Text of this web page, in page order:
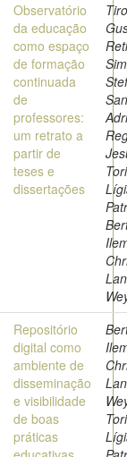
Observatório
da educação
como espaço
de formação
continuada
de
professores:
um retrato a
partir de
teses e
dissertações
Repositório
digital como
ambiente de
disseminação
e visibilidade
de boas
práticas